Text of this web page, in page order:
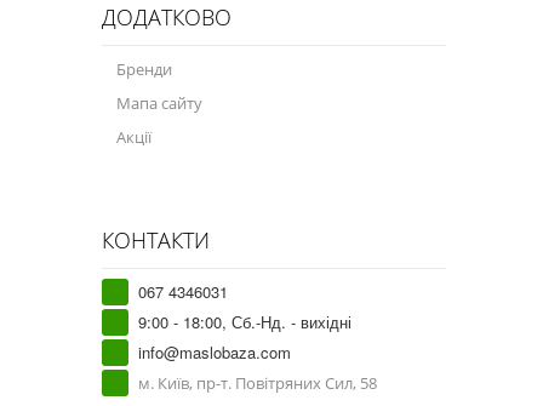
ДОДАТКОВО
Бренди
Мапа сайту
Акції
КОНТАКТИ
067 4346031
9:00 - 18:00, Сб.-Нд. - вихідні
info@maslobaza.com
м. Київ, пр-т. Повітряних Сил, 58